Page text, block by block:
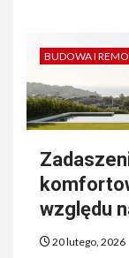
BUDOWA I
względu
20 lutego, 2026